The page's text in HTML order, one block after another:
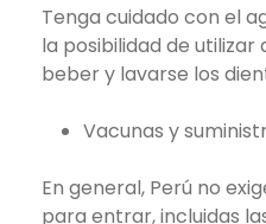
Tenga cuidado con el
la posibilidad de
beber y lavarse los
Vacunas y
En general, Perú no
para entrar, incluidas